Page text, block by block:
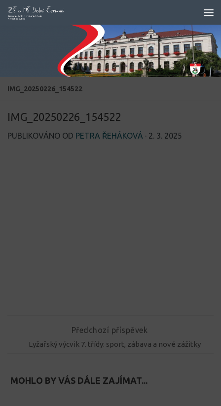
Skip to content
IMG_20250226_154522
IMG_20250226_154522
PUBLIKOVÁNO OD PETRA ŘEHÁKOVÁ · 2. 3. 2025
Předchozí příspěvek
Lyžařský výcvik 7. třídy: sport, zábava a nové zážitky
MOHLO BY VÁS DÁLE ZAJÍMAT...